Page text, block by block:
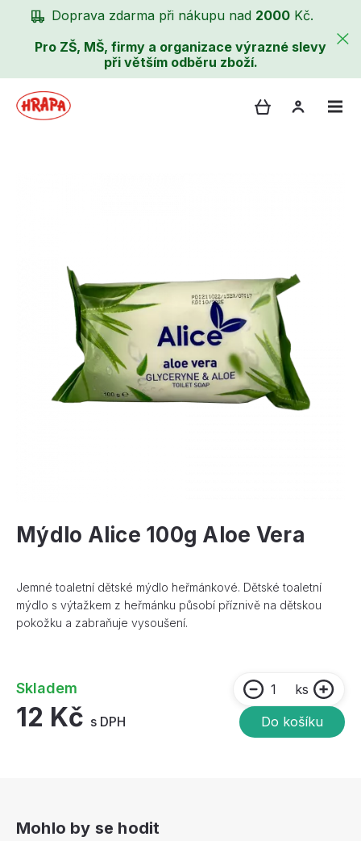
Doprava zdarma při nákupu nad 2000 Kč.
Pro ZŠ, MŠ, firmy a organizace výrazné slevy
při větším odběru zboží.
Mýdlo Alice 100g Aloe Vera
Jemné toaletní dětské mýdlo heřmánkové. Dětské toaletní
mýdlo s výtažkem z heřmánku působí příznivě na dětskou
pokožku a zabraňuje vysoušení.
Skladem
12 Kč s DPH
ks
Do košíku
Mohlo by se hodit